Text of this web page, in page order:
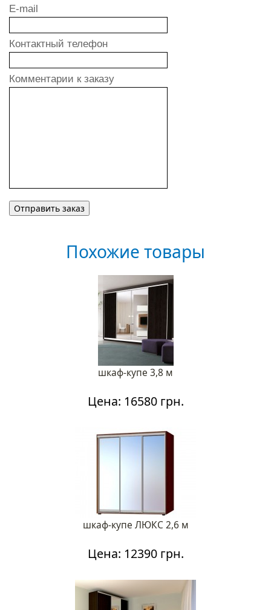
E-mail
Контактный телефон
Комментарии к заказу
Похожие товары
шкаф-купе 3,8 м
Цена: 16580 грн.
шкаф-купе ЛЮКС 2,6 м
Цена: 12390 грн.